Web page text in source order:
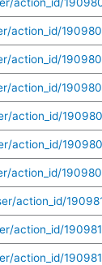
action_id/
action_id/
action_id/
action_id/
action_id/
action_id/
action_id/
action_id/
action_id/